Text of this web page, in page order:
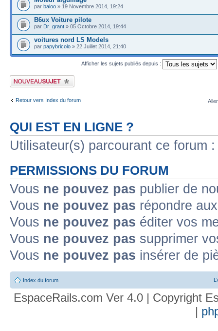
par baloo » 19 Novembre 2014, 19:24
B6ux Voiture pilote
par Dr_grant » 05 Octobre 2014, 19:44
voitures nord LS Models
par papybricolo » 22 Juillet 2014, 21:40
Afficher les sujets publiés depuis :
Publier un nouveau sujet
Retour vers Index du forum
QUI EST EN LIGNE ?
Utilisateur(s) parcourant ce forum
PERMISSIONS DU FORUM
Vous ne pouvez pas publier de
Vous ne pouvez pas répondre
Vous ne pouvez pas éditer vos
Vous ne pouvez pas supprimer
Vous ne pouvez pas insérer de
Index du forum
EspaceRails.com Ver 4.0 | Copyright
|